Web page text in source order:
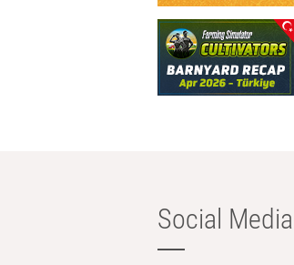
Social Media